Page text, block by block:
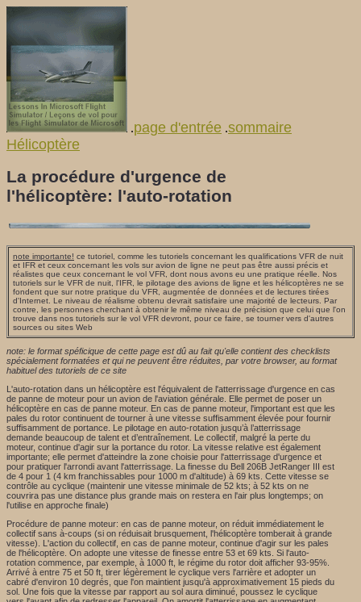
.page d'entrée .sommaire
Hélicoptère
La procédure d'urgence de
l'hélicoptère: l'auto-rotation
note importante! ce tutoriel, comme les tutoriels concernant les qualifications VFR de nuit
et IFR et ceux concernant les vols sur avion de ligne ne peut pas être aussi précis et
réalistes que ceux concernant le vol VFR, dont nous avons eu une pratique réelle. Nos
tutoriels sur le VFR de nuit, l'IFR, le pilotage des avions de ligne et les hélicoptères ne se
fondent que sur notre pratique du VFR, augmentée de données et de lectures tirées
d'Internet. Le niveau de réalisme obtenu devrait satisfaire une majorité de lecteurs. Par
contre, les personnes cherchant à obtenir le même niveau de précision que celui que l'on
trouve dans nos tutoriels sur le vol VFR devront, pour ce faire, se tourner vers d'autres
sources ou sites Web
note: le format spéficique de cette page est dû au fait qu'elle contient des checklists
spécialement formatées et qui ne peuvent être réduites, par votre browser, au format
habituel des tutoriels de ce site
L'auto-rotation dans un hélicoptère est l'équivalent de l'atterrissage d'urgence en cas
de panne de moteur pour un avion de l'aviation générale. Elle permet de poser un
hélicoptère en cas de panne moteur. En cas de panne moteur, l'important est que les
pales du rotor continuent de tourner à une vitesse suffisamment élevée pour fournir
suffisamment de portance. Le pilotage en auto-rotation jusqu’à l’atterrissage
demande beaucoup de talent et d’entraînement. Le collectif, malgré la perte du
moteur, continue d'agir sur la portance du rotor. La vitesse relative est également
importante; elle permet d'atteindre la zone choisie pour l'atterrissage d'urgence et
pour pratiquer l'arrondi avant l'atterrissage. La finesse du Bell 206B JetRanger III est
de 4 pour 1 (4 km franchissables pour 1000 m d'altitude) à 69 kts. Cette vitesse se
contrôle au cyclique (maintenir une vitesse minimale de 52 kts; à 52 kts on ne
couvrira pas une distance plus grande mais on restera en l'air plus longtemps; on
l'utilise en approche finale)
Procédure de panne moteur: en cas de panne moteur, on réduit immédiatement le
collectif sans à-coups (si on réduisait brusquement, l'hélicoptère tomberait à grande
vitesse). L'action du collectif, en cas de panne moteur, continue d'agir sur les pales
de l'hélicoptère. On adopte une vitesse de finesse entre 53 et 69 kts. Si l'auto-
rotation commence, par exemple, à 1000 ft, le régime du rotor doit afficher 93-95%.
Arrivé à entre 75 et 50 ft, tirer légèrement le cyclique vers l'arrière et adopter un
cabré d'environ 10 degrés, que l'on maintient jusqu'à approximativement 15 pieds du
sol. Une fois que la vitesse par rapport au sol aura diminué, poussez le cyclique